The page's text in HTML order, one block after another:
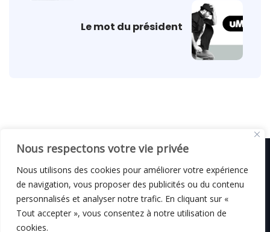
Nous respectons votre vie privée
Nous utilisons des cookies pour améliorer votre expérience
de navigation, vous proposer des publicités ou du contenu
personnalisés et analyser notre trafic. En cliquant sur «
Tout accepter », vous consentez à notre utilisation de
cookies.
Le mot du président
© C i E M2026
Mentions légales